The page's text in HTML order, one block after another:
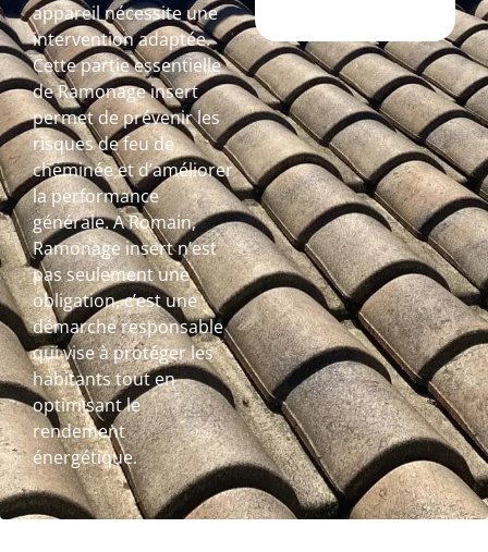
appareil nécessite une
intervention adaptée.
Cette partie essentielle
de Ramonage insert
permet de prévenir les
risques de feu de
cheminée et d’améliorer
la performance
générale. A Romain,
Ramonage insert n’est
pas seulement une
obligation, c’est une
démarche responsable
qui vise à protéger les
habitants tout en
optimisant le
rendement
énergétique.